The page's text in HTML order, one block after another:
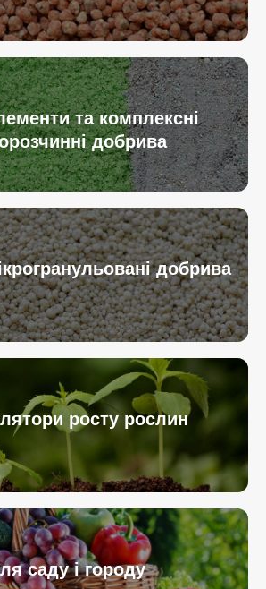
та комплексні
добрива
добрива
росту рослин
саду і городу